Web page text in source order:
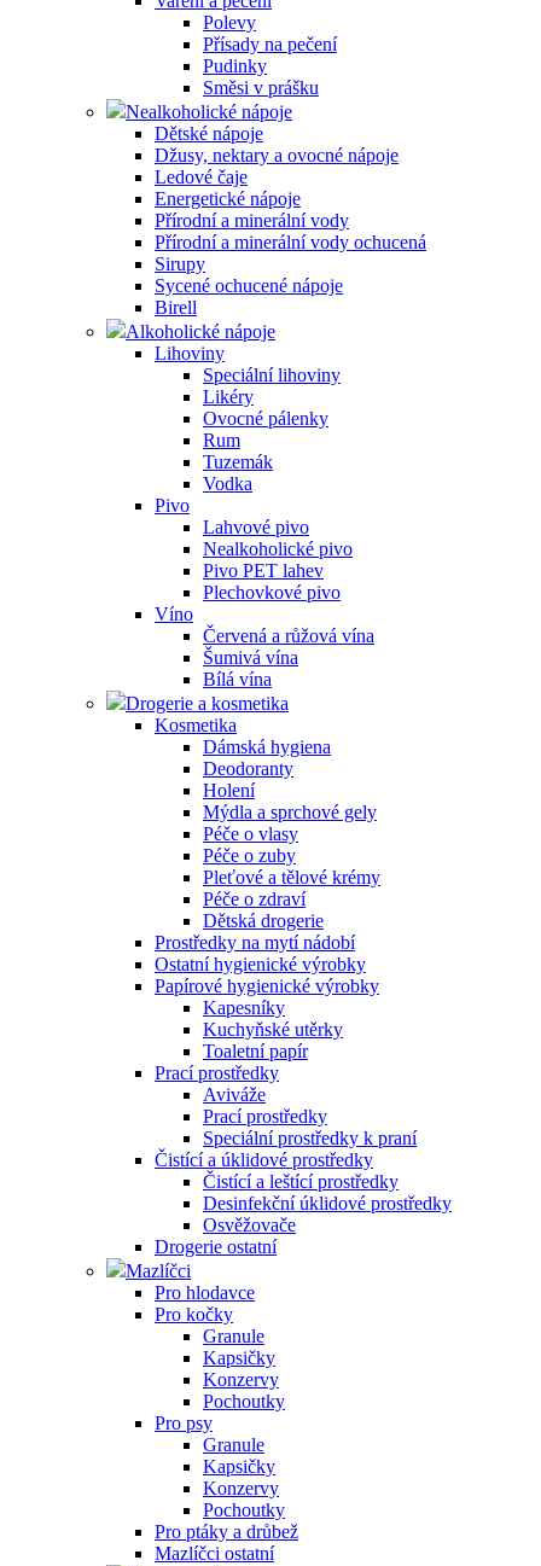
Polevy
Přísady na pečení
Pudinky
Směsi v prášku
Nealkoholické nápoje
Dětské nápoje
Džusy, nektary a ovocné nápoje
Ledové čaje
Energetické nápoje
Přírodní a minerální vody
Přírodní a minerální vody ochucená
Sirupy
Sycené ochucené nápoje
Birell
Alkoholické nápoje
Lihoviny
Speciální lihoviny
Likéry
Ovocné pálenky
Rum
Tuzemák
Vodka
Pivo
Lahvové pivo
Nealkoholické pivo
Pivo PET lahev
Plechovkové pivo
Víno
Červená a růžová vína
Šumivá vína
Bílá vína
Drogerie a kosmetika
Kosmetika
Dámská hygiena
Deodoranty
Holení
Mýdla a sprchové gely
Péče o vlasy
Péče o zuby
Pleťové a tělové krémy
Péče o zdraví
Dětská drogerie
Prostředky na mytí nádobí
Ostatní hygienické výrobky
Papírové hygienické výrobky
Kapesníky
Kuchyňské utěrky
Toaletní papír
Prací prostředky
Aviváže
Prací prostředky
Speciální prostředky k praní
Čistící a úklidové prostředky
Čistící a leštící prostředky
Desinfekční úklidové prostředky
Osvěžovače
Drogerie ostatní
Mazlíčci
Pro hlodavce
Pro kočky
Granule
Kapsičky
Konzervy
Pochoutky
Pro psy
Granule
Kapsičky
Konzervy
Pochoutky
Pro ptáky a drůbež
Mazlíčci ostatní